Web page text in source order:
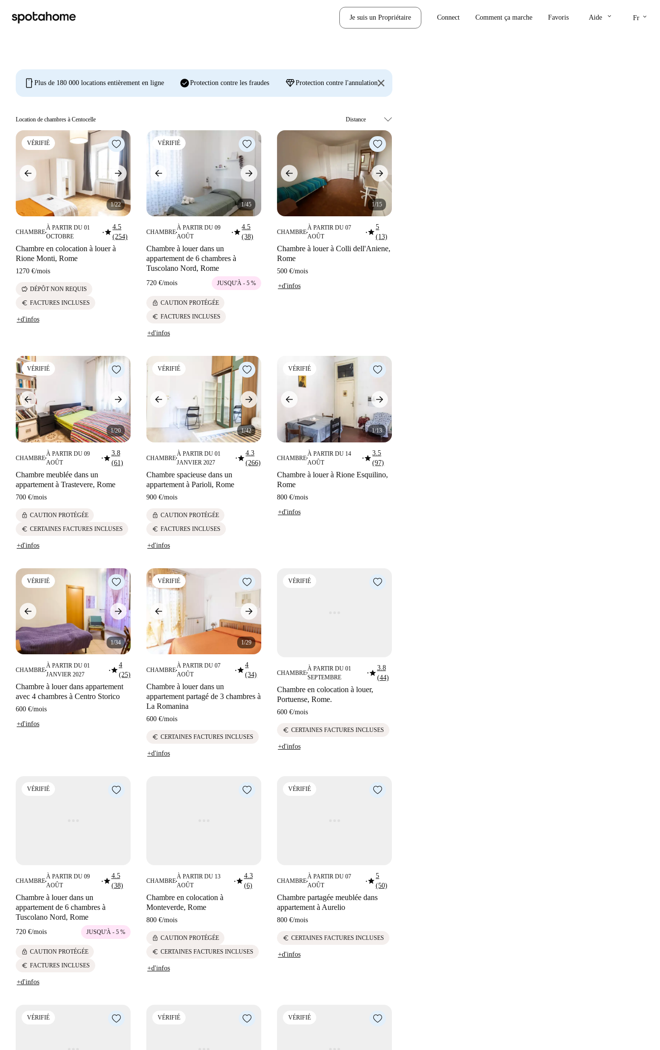
Je suis un Propriétaire Connect Comment ça marche Favoris Aide keyboard_arrow_down Fr keyboard_arrow_down
mobile Plus de 180 000 locations entièrement en ligne check_circleProtection contre les fraudes diamondProtection contre l'annulation
Location de chambres à Centocelle
VÉRIFIÉ
1/22
CHAMBRE■
À PARTIR DU 01
OCTOBRE
■star4.5
(254)
Chambre en colocation à louer à
Rione Monti, Rome
1270 €/mois
savings DÉPÔT NON REQUIS
euro FACTURES INCLUSES
+d'infos
VÉRIFIÉ
1/45
CHAMBRE■
À PARTIR DU 09
AOÛT
■star4.5
(38)
Chambre à louer dans un
appartement de 6 chambres à
Tuscolano Nord, Rome
720 €/mois JUSQU'À - 5 %
lock CAUTION PROTÉGÉE
euro FACTURES INCLUSES
+d'infos
1/15
CHAMBRE■
À PARTIR DU 07
AOÛT
■star5
(13)
Chambre à louer à Colli dell'Aniene,
Rome
500 €/mois
+d'infos
VÉRIFIÉ
1/20
CHAMBRE■
À PARTIR DU 09
AOÛT
■star3.8
(61)
Chambre meublée dans un
appartement à Trastevere, Rome
700 €/mois
lock CAUTION PROTÉGÉE
euro CERTAINES FACTURES INCLUSES
+d'infos
VÉRIFIÉ
1/42
CHAMBRE■
À PARTIR DU 01
JANVIER 2027
■star4.3
(266)
Chambre spacieuse dans un
appartement à Parioli, Rome
900 €/mois
lock CAUTION PROTÉGÉE
euro FACTURES INCLUSES
+d'infos
VÉRIFIÉ
1/13
CHAMBRE■
À PARTIR DU 14
AOÛT
■star3.5
(97)
Chambre à louer à Rione Esquilino,
Rome
800 €/mois
+d'infos
VÉRIFIÉ
1/34
CHAMBRE■
À PARTIR DU 01
JANVIER 2027
■star4
(25)
Chambre à louer dans appartement
avec 4 chambres à Centro Storico
600 €/mois
+d'infos
VÉRIFIÉ
1/29
CHAMBRE■
À PARTIR DU 07
AOÛT
■star4
(34)
Chambre à louer dans un
appartement partagé de 3 chambres à
La Romanina
600 €/mois
euro CERTAINES FACTURES INCLUSES
+d'infos
VÉRIFIÉ
CHAMBRE■
À PARTIR DU 01
SEPTEMBRE
■star3.8
(44)
Chambre en colocation à louer,
Portuense, Rome.
600 €/mois
euro CERTAINES FACTURES INCLUSES
+d'infos
VÉRIFIÉ
CHAMBRE■
À PARTIR DU 09
AOÛT
■star4.5
(38)
Chambre à louer dans un
appartement de 6 chambres à
Tuscolano Nord, Rome
720 €/mois JUSQU'À - 5 %
lock CAUTION PROTÉGÉE
euro FACTURES INCLUSES
+d'infos
CHAMBRE■
À PARTIR DU 13
AOÛT
■star4.3
(6)
Chambre en colocation à
Monteverde, Rome
800 €/mois
lock CAUTION PROTÉGÉE
euro CERTAINES FACTURES INCLUSES
+d'infos
VÉRIFIÉ
CHAMBRE■
À PARTIR DU 07
AOÛT
■star5
(50)
Chambre partagée meublée dans
appartement à Aurelio
800 €/mois
euro CERTAINES FACTURES INCLUSES
+d'infos
VÉRIFIÉ VÉRIFIÉ VÉRIFIÉ